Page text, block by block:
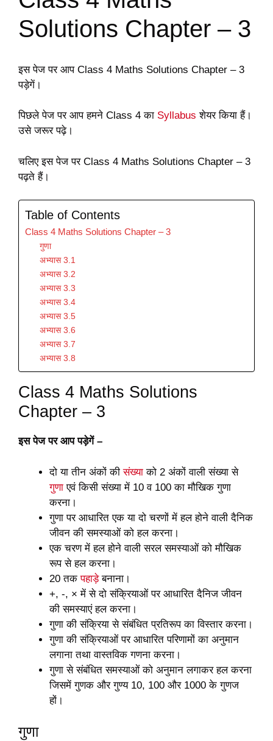
Solutions Chapter – 3
इस पेज पर आप Class 4 Maths Solutions Chapter – 3
पड़ेगें।
पिछले पेज पर आप हमने Class 4 का Syllabus शेयर किया हैं।
उसे जरूर पढ़े।
चलिए इस पेज पर Class 4 Maths Solutions Chapter – 3
पढ़ते हैं।
Table of Contents
Class 4 Maths Solutions Chapter – 3
गुणा
अभ्यास 3.1
अभ्यास 3.2
अभ्यास 3.3
अभ्यास 3.4
अभ्यास 3.5
अभ्यास 3.6
अभ्यास 3.7
अभ्यास 3.8
Class 4 Maths Solutions
Chapter – 3
इस पेज पर आप पड़ेगें –
दो या तीन अंकों कीसंख्या को 2 अंकों वाली संख्या से
गुणा एवं किसी संख्या में 10 व 100 का मौखिक गुणा
करना।
गुणा पर आधारित एक या दो चरणों में हल होने वाली दैनिक
जीवन की समस्याओं को हल करना।
एक चरण में हल होने वाली सरल समस्याओं को मौखिक
रूप से हल करना।
20 तकपहाड़ेबनाना।
+, -, × में से दो संक्रियाओं पर आधारित दैनिज जीवन
की समस्याएं हल करना।
गुणा की संक्रिया से संबंधित प्रतिरूप का विस्तार करना।
गुणा की संक्रियाओं पर आधारित परिणामों का अनुमान
लगाना तथा वास्तविक गणना करना।
गुणा से संबंधित समस्याओं को अनुमान लगाकर हल करना
जिसमें गुणक और गुण्य 10, 100 और 1000 के गुणज
हों।
गुणा